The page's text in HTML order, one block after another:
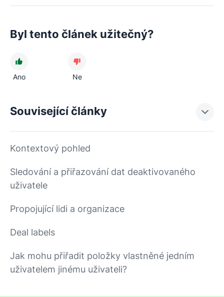
Byl tento článek užitečný?
Ano Ne
Související články
Kontextový pohled
Sledování a přiřazování dat deaktivovaného
uživatele
Propojující lidi a organizace
Deal labels
Jak mohu přiřadit položky vlastněné jedním
uživatelem jinému uživateli?